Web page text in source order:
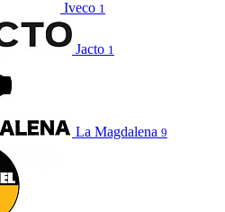
Iveco 1
Jacto 1
La Magdalena 9